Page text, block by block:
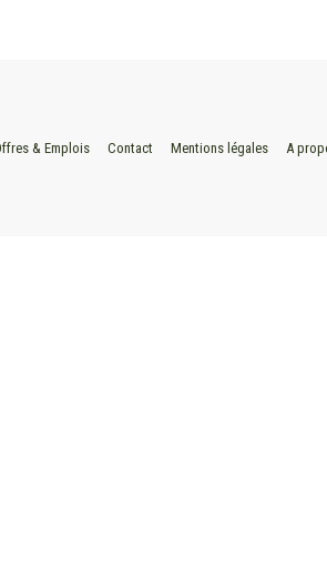
& Emplois Contact Mentions légales A